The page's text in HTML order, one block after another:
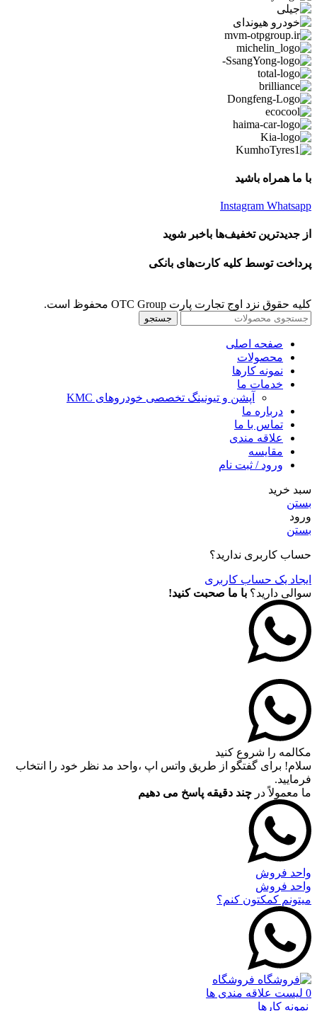
با ما همراه باشید
Instagram Whatsapp
از جدیدترین تخفیف‌ها باخبر شوید
پرداخت توسط کلیه کارت‌های بانکی
کلیه حقوق نزد اوج تجارت پارت OTC Group محفوظ است.
جستجو
صفحه اصلی
محصولات
نمونه کارها
خدمات ما
آپشن و تیونینگ تخصصی خودروهای KMC
درباره ما
تماس با ما
علاقه مندی
مقايسه
ورود / ثبت نام
سبد خرید
بستن
ورود
بستن
حساب کاربری ندارید؟
ایجاد یک حساب کاربری
سوالی دارید؟ با ما صحبت کنید!
مکالمه را شروع کنید
سلام! برای گفتگو از طریق واتس اپ ،واحد مد نظر خود را انتخاب
فرمایید.
ما معمولاً در چند دقیقه پاسخ می دهیم
واحد فروش
واحد فروش
میتونم کمکتون کنم؟
فروشگاه
0 لیست علاقه مندی ها
نمونه کارها